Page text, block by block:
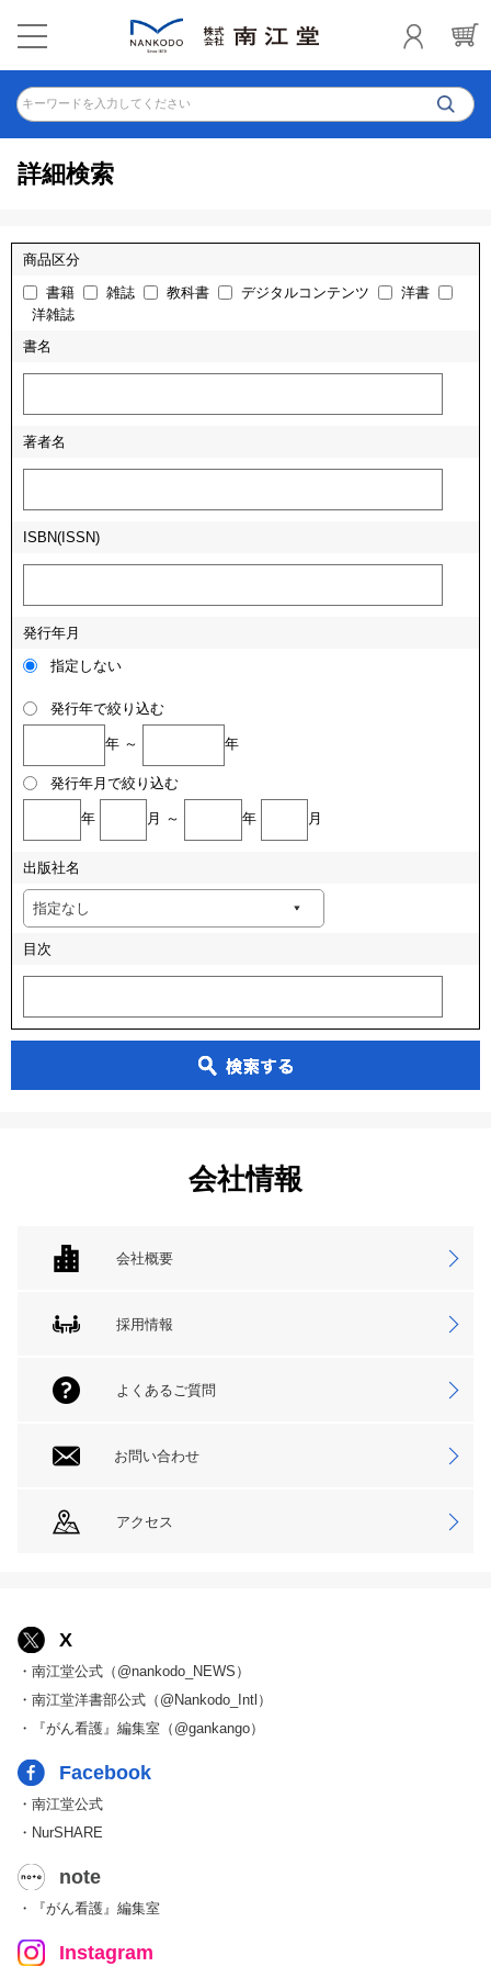
キーワードを入力してください
詳細検索
商品区分
書籍 雑誌 教科書 デジタルコンテンツ
洋書
洋雑誌
書名
著者名
ISBN(ISSN)
発行年月
指定しない
発行年で絞り込む
年 ～ 年
発行年月で絞り込む
年 月 ～ 年 月
出版社名
目次
会社情報
会社概要
採用情報
よくあるご質問
お問い合わせ
アクセス
X
・南江堂公式（@nankodo_NEWS）
・南江堂洋書部公式（@Nankodo_Intl）
・『がん看護』編集室（@gankango）
Facebook
・南江堂公式
・NurSHARE
note
・『がん看護』編集室
Instagram